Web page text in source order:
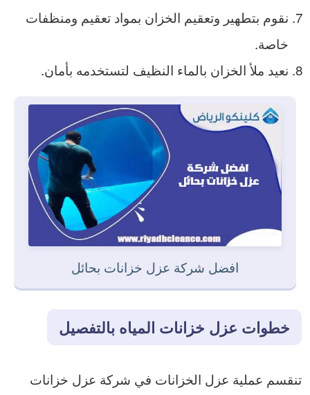
نقوم بتطهير وتعقيم الخزان بمواد تعقيم ومنظفات
خاصة.
نعيد ملأ الخزان بالماء النظيف لتستخدمه بأمان.
افضل شركة عزل خزانات بحائل
​خطوات عزل خزانات المياه بالتفصيل
​تنقسم عملية عزل الخزانات في شركة عزل خزانات